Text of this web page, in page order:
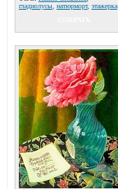
гладиолусы натюрморт, этажерка